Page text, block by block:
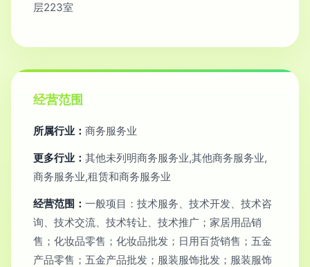
层223室
经营范围
所属行业： 商务服务业
更多行业： 其他未列明商务服务业,其他商务服务业,
商务服务业,租赁和商务服务业
经营范围： 一般项目：技术服务、技术开发、技术咨
询、技术交流、技术转让、技术推广；家居用品销
售；化妆品零售；化妆品批发；日用百货销售；五金
产品零售；五金产品批发；服装服饰批发；服装服饰